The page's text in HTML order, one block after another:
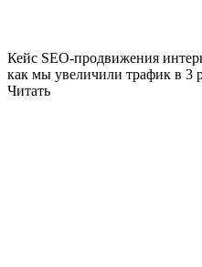
Кейс SEO-продвижения
как мы увеличили трафик в 3
Читать